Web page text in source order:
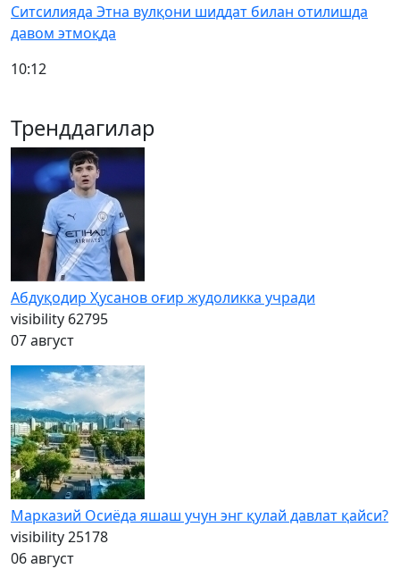
Ситсилияда Этна вулқони шиддат билан отилишда
давом этмоқда
10:12
Тренддагилар
Абдуқодир Ҳусанов оғир жудоликка учради
visibility 62795
07 август
Марказий Осиёда яшаш учун энг қулай давлат қайси?
visibility25178
06 август